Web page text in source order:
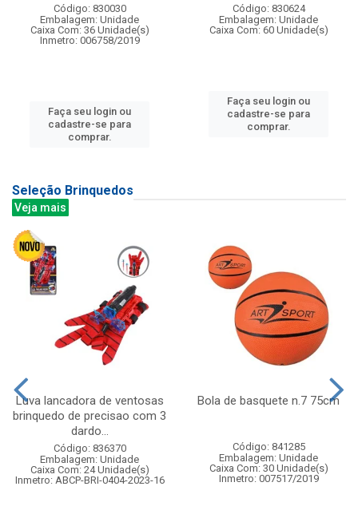
Código: 830030
Embalagem: Unidade
Caixa Com: 36 Unidade(s)
Inmetro: 006758/2019
Faça seu login ou
cadastre-se para
comprar.
Código: 830624
Embalagem: Unidade
Caixa Com: 60 Unidade(s)
Faça seu login ou
cadastre-se para
comprar.
Seleção Brinquedos
Veja mais
Luva lancadora de ventosas
brinquedo de precisao com 3
dardo...
Código: 836370
Embalagem: Unidade
Caixa Com: 24 Unidade(s)
Inmetro: ABCP-BRI-0404-2023-16
Bola de basquete n.7 75cm
Código: 841285
Embalagem: Unidade
Caixa Com: 30 Unidade(s)
Inmetro: 007517/2019